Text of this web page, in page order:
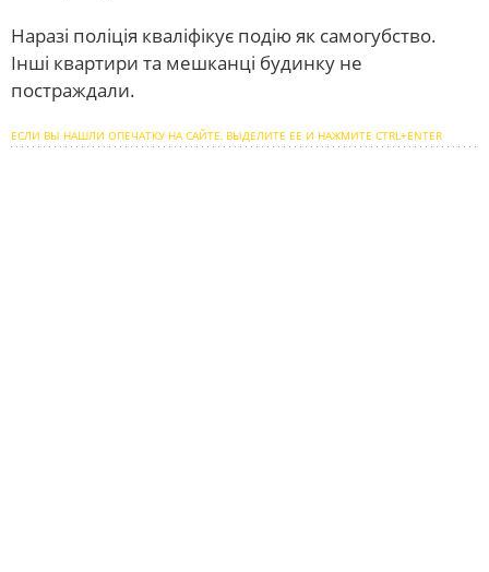
Наразі поліція кваліфікує подію як самогубство.
Інші квартири та мешканці будинку не
постраждали.
ЕСЛИ ВЫ НАШЛИ ОПЕЧАТКУ НА САЙТЕ, ВЫДЕЛИТЕ ЕЕ И НАЖМИТЕ CTRL+ENTER